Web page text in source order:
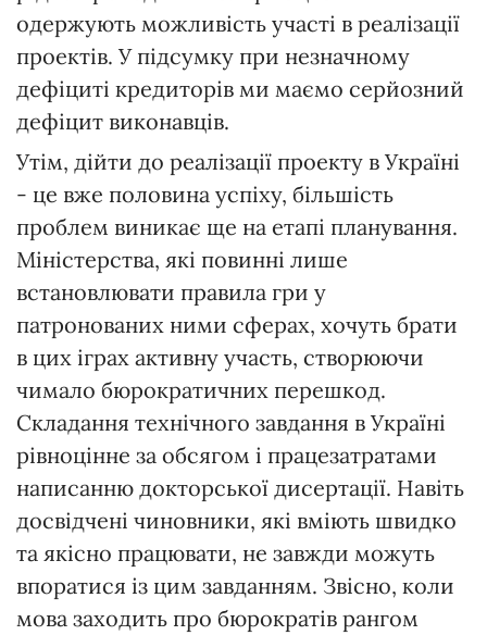
одержують можливість участі в реалізації
проектів. У підсумку при незначному
дефіциті кредиторів ми маємо серйозний
дефіцит виконавців.
Утім, дійти до реалізації проекту в Україні
- це вже половина успіху, більшість
проблем виникає ще на етапі планування.
Міністерства, які повинні лише
встановлювати правила гри у
патронованих ними сферах, хочуть брати
в цих іграх активну участь, створюючи
чимало бюрократичних перешкод.
Складання технічного завдання в Україні
рівноцінне за обсягом і працезатратами
написанню докторської дисертації. Навіть
досвідчені чиновники, які вміють швидко
та якісно працювати, не завжди можуть
впоратися із цим завданням. Звісно, коли
мова заходить про бюрократів рангом